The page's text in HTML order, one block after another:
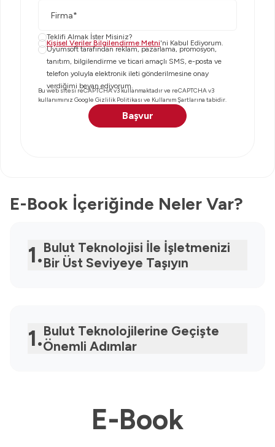
Teklifi Almak İster Misiniz?
Kişisel Veriler Bilgilendirme Metni'ni Kabul Ediyorum.
Uyumsoft tarafından reklam, pazarlama, promosyon,
tanıtım, bilgilendirme ve ticari amaçlı SMS, e-posta ve
telefon yoluyla elektronik ileti gönderilmesine onay
verdiğimi beyan ediyorum.
Bu web sitesi reCAPTCHA v3 kullanmaktadır ve reCAPTCHA v3
kullanımınız Google Gizlilik Politikası ve Kullanım Şartlarına tabidir.
Başvur
E-Book İçeriğinde Neler Var?
1.Bulut Teknolojisi İle İşletmenizi
Bir Üst Seviyeye Taşıyın
1.Bulut Teknolojilerine Geçişte
Önemli Adımlar
E-Book